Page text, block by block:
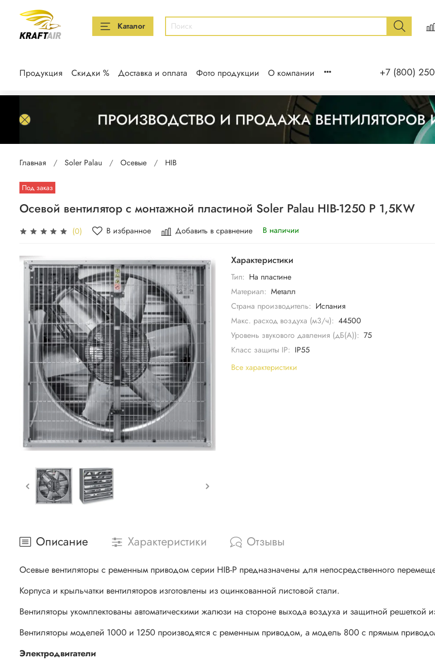
Каталог
Продукция Скидки % Доставка и оплата Фото продукции О компании +7 (800)
Главная Soler Palau Осевые HIB
Под заказ
Осевой вентилятор с монтажной пластиной Soler Palau HIB-1250 P 1,5KW
(0) В избранное Добавить в сравнение В наличии
Характеристики
Тип: На пластине
Материал: Металл
Страна производитель: Испания
Макс. расход воздуха (м3/ч): 44500
Уровень звукового давления (дБ(А)): 75
Класс защиты IP: IP55
Все характеристики
Описание Характеристики Отзывы
Осевые вентиляторы с ременным приводом серии HIB-P предназначены для непосредственного
Корпуса и крыльчатки вентиляторов изготовлены из оцинкованной листовой стали.
Вентиляторы укомплектованы автоматическими жалюзи на стороне выхода воздуха и защитной решеткой
Вентиляторы моделей 1000 и 1250 производятся с ременным приводом, а модель 800 с прямым
Электродвигатели